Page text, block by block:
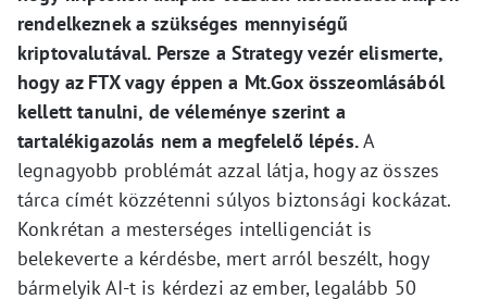
rendelkeznek a szükséges mennyiségű
kriptovalutával. Persze a Strategy vezér elismerte,
hogy az FTX vagy éppen a Mt.Gox összeomlásából
kellett tanulni, de véleménye szerint a
tartalékigazolás nem a megfelelő lépés.A
legnagyobb problémát azzal látja, hogy az összes
tárca címét közzétenni súlyos biztonsági kockázat.
Konkrétan a mesterséges intelligenciát is
belekeverte a kérdésbe, mert arról beszélt, hogy
bármelyik AI-t is kérdezi az ember, legalább 50